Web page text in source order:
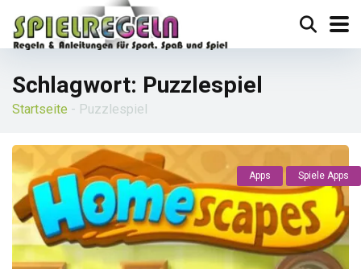
Schlagwort: Puzzlespiel
Startseite - Puzzlespiel
Apps Spiele Apps